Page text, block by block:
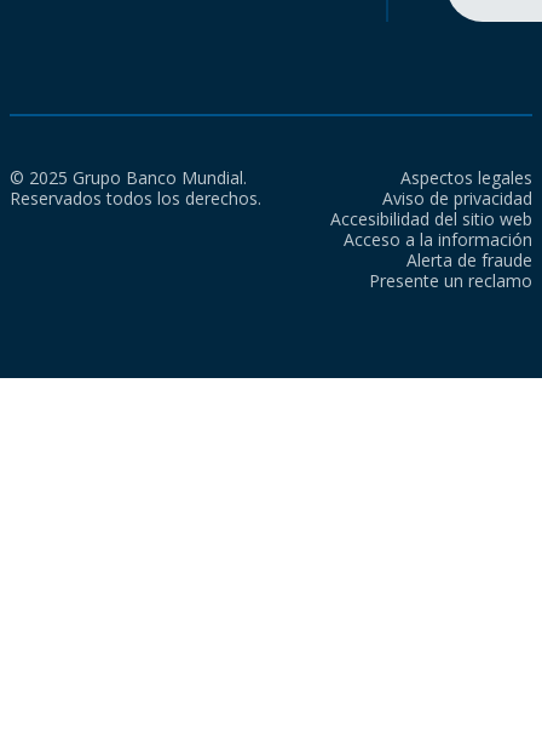
© 2025 Grupo Banco Mundial.
Reservados todos los derechos.
Aspectos legales
Aviso de privacidad
Accesibilidad del sitio web
Acceso a la información
Alerta de fraude
Presente un reclamo